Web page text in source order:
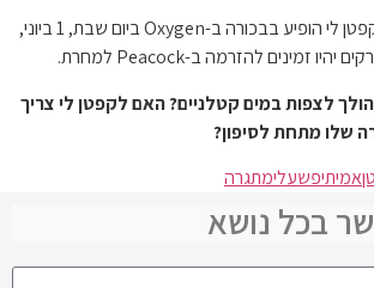
Deadly Waters עם קפטן לי הופיע בבכורה ב-Oxygen ביום שבת, 1 ביוני,
לצפות במים קטלניים? האם לקפטן לי צריך
שלו מתחת לסיפון?
אמיתיפשעלימתגרה
בכל נושא